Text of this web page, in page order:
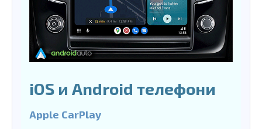
iOS и Android телефони
Apple CarPlay